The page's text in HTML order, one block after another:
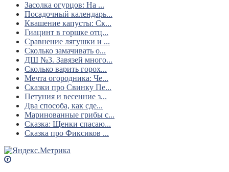
Засолка огурцов: На ...
Посадочный календарь...
Квашение капусты: Ск...
Гиацинт в горшке отц...
Сравнение лягушки и ...
Сколько замачивать о...
ДШ №3. Завязей много...
Сколько варить горох...
Мечта огородника: Че...
Сказки про Свинку Пе...
Петуния и весенние з...
Два способа, как сде...
Маринованные грибы с...
Сказка: Щенки спасаю...
Сказка про Фиксиков ...